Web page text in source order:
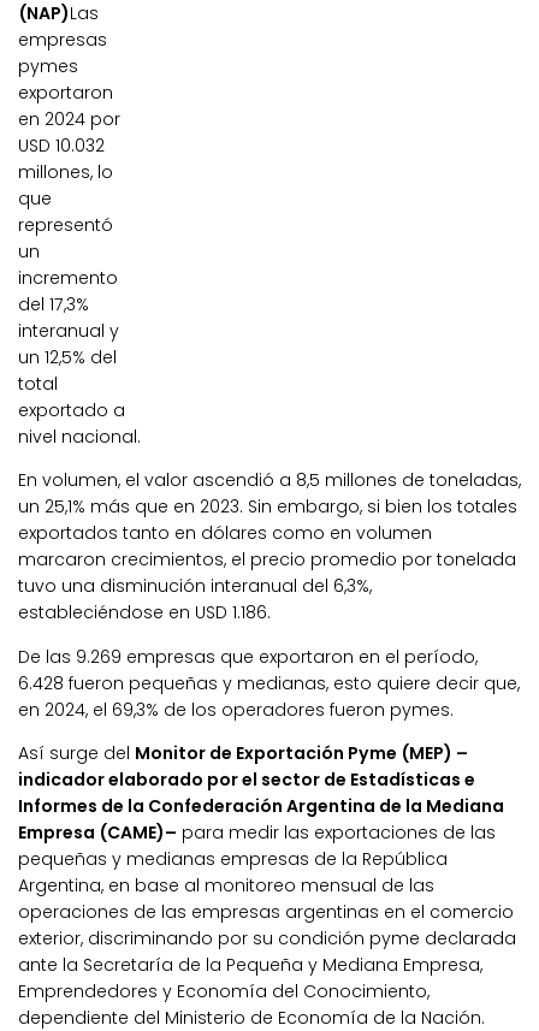
(NAP)Las
empresas
pymes
exportaron
en 2024 por
USD 10.032
millones, lo
que
representó
un
incremento
del 17,3%
interanual y
un 12,5% del
total
exportado a
nivel nacional.
En volumen, el valor ascendió a 8,5 millones de toneladas,
un 25,1% más que en 2023. Sin embargo, si bien los totales
exportados tanto en dólares como en volumen
marcaron crecimientos, el precio promedio por tonelada
tuvo una disminución interanual del 6,3%,
estableciéndose en USD 1.186.
De las 9.269 empresas que exportaron en el período,
6.428 fueron pequeñas y medianas, esto quiere decir que,
en 2024, el 69,3% de los operadores fueron pymes.
Así surge del Monitor de Exportación Pyme (MEP) –
indicador elaborado por el sector de Estadísticas e
Informes de la Confederación Argentina de la Mediana
Empresa (CAME)– para medir las exportaciones de las
pequeñas y medianas empresas de la República
Argentina, en base al monitoreo mensual de las
operaciones de las empresas argentinas en el comercio
exterior, discriminando por su condición pyme declarada
ante la Secretaría de la Pequeña y Mediana Empresa,
Emprendedores y Economía del Conocimiento,
dependiente del Ministerio de Economía de la Nación.